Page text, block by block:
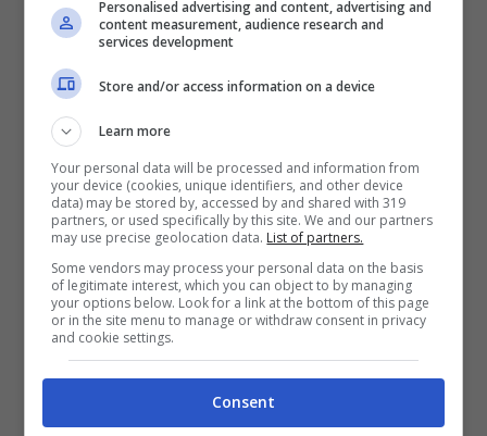
Castellammare di Stabia, neonato morto a causa di un virus
Il virus sinciziale attacca il sistema respiratorio
e, in un fisico ancora in formazione come quello
di un bambino, può provocare gravi danni. La
malattia ha portato alla morte di un neonato di
5 mesi a Castellammare di Stabia, altro caso
mortale è accaduto a La Spezia, dove un
bambino dopo aver manifestato una tosse
molto forte e persistente. Lo stesso ha colpito
la figlia di Fedez e Chiara Ferragni, anche lei è
Personalised advertising and content, advertising and
content measurement, audience research and
services development
Store and/or access information on a device
Learn more
Your personal data will be processed and information from
your device (cookies, unique identifiers, and other device
data) may be stored by, accessed by and shared with 319
partners, or used specifically by this site. We and our partners
may use precise geolocation data. List of partners.
Some vendors may process your personal data on the basis
of legitimate interest, which you can object to by managing
your options below. Look for a link at the bottom of this page
or in the site menu to manage or withdraw consent in privacy
and cookie settings.
Consent